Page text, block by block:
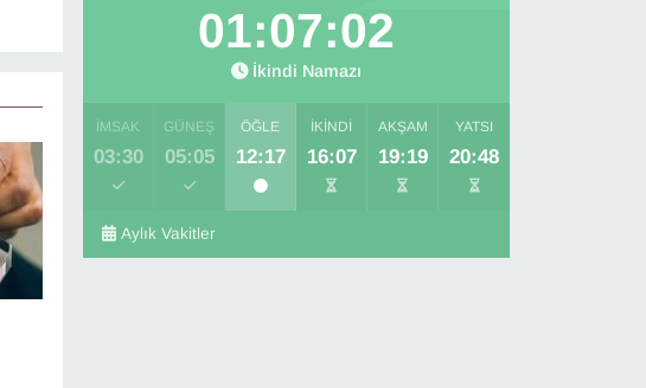
01:07:01
İkindi Namazı
İMSAK
03:30
GÜNEŞ
05:05
ÖĞLE
12:17
İKINDI
16:07
AKŞAM
19:19
YATSI
20:48
Aylık Vakitler